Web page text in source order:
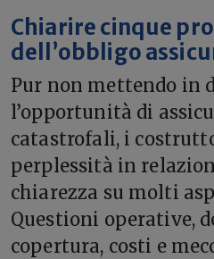
Chiarire cinque
dell’obbligo
Pur non mettendo in
l’opportunità di
catastrofali, i
perplessità in
chiarezza su molti
Questioni operative,
copertura, costi e